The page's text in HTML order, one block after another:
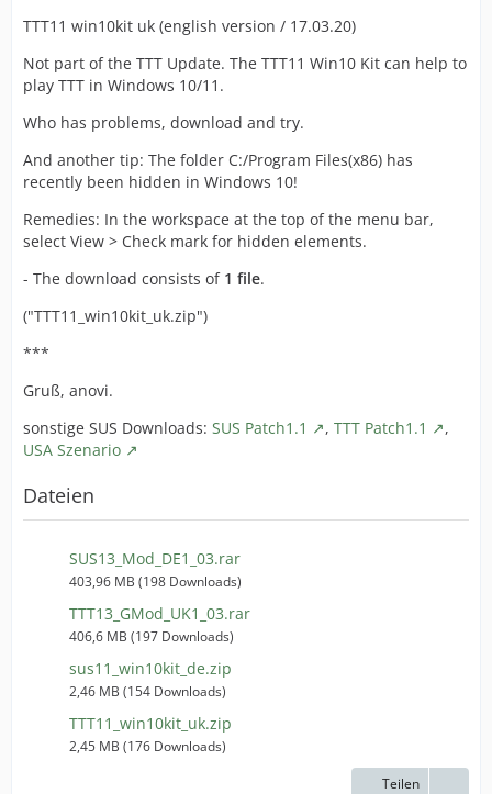
TTT11 win10kit uk (english version / 17.03.20)
Not part of the TTT Update. The TTT11 Win10 Kit can help to
play TTT in Windows 10/11.
Who has problems, download and try.
And another tip: The folder C:/Program Files(x86) has
recently been hidden in Windows 10!
Remedies: In the workspace at the top of the menu bar,
select View > Check mark for hidden elements.
- The download consists of 1 file.
("TTT11_win10kit_uk.zip")
***
Gruß, anovi.
sonstige SUS Downloads: SUS Patch1.1 , TTT Patch1.1
,
USA Szenario
Dateien
SUS13_Mod_DE1_03.rar
403,96 MB (198 Downloads)
TTT13_GMod_UK1_03.rar
406,6 MB (197 Downloads)
sus11_win10kit_de.zip
2,46 MB (154 Downloads)
TTT11_win10kit_uk.zip
2,45 MB (176 Downloads)
Teilen